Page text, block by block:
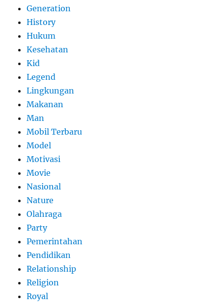
Generation
History
Hukum
Kesehatan
Kid
Legend
Lingkungan
Makanan
Man
Mobil Terbaru
Model
Motivasi
Movie
Nasional
Nature
Olahraga
Party
Pemerintahan
Pendidikan
Relationship
Religion
Royal